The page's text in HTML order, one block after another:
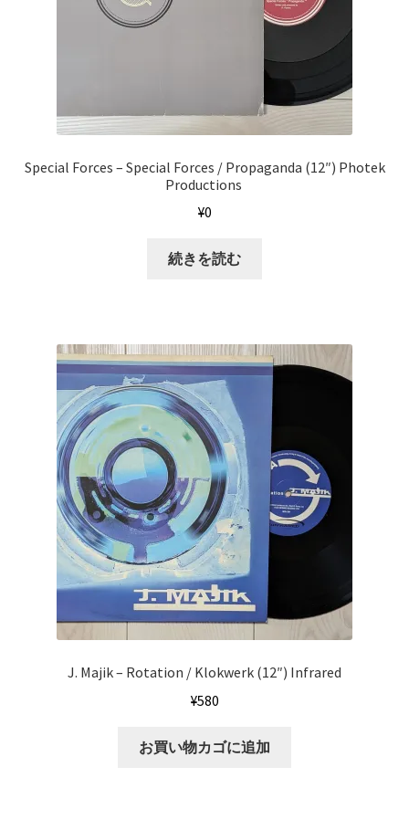
Special Forces ‎– Special Forces / Propaganda (12″) Photek
Productions ‎
¥0
続きを読む
J. Majik ‎– Rotation / Klokwerk (12″) Infrared
¥580
お買い物カゴに追加